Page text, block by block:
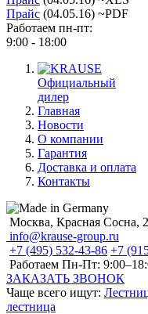
Прайс (04.05.16) ~PDF
Работаем пн-пт:
9:00 - 18:00
Официальный
дилер
Главная
Новости
О компании
Гарантия
Доставка и оплата
Контакты
Москва, Красная Сосна,
info@krause-group.ru
+7 (495) 532-43-86 +7
Работаем Пн-Пт:
ЗАКАЗАТЬ ЗВОНОК
Чаще всего ищут:
лестница